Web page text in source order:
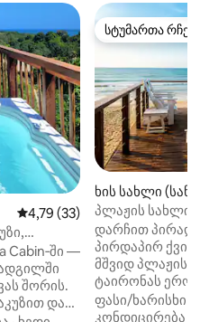
საშუალო შეფასებაა 5‑დან
4,79 (33)
Cabin‑ში —
შორის.
და
სტუმართა
სტუმართა
ხის სახლი
პლაჟის სახლი
მდინარე და
დარჩით პირად
პირდაპირ
მშვიდ პლაჟის
ტაირონას
მახლობლად.
შესასვლელიდან
ფასი/ხარისხი
კონდიცირება